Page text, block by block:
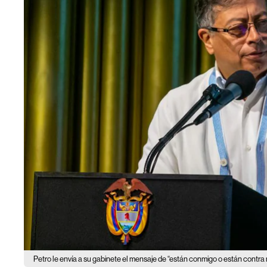
Petro le envía a su gabinete el mensaje de “están conmigo o están contra